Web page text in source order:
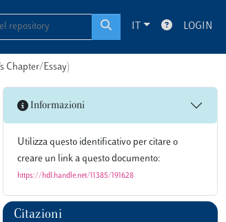
IT LOGIN
Chapter/Essay)
Informazioni
Utilizza questo identificativo per citare o
creare un link a questo documento:
https://hdl.handle.net/11385/191628
Citazioni